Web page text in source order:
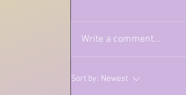
Write a comment...
Sort by: Newest